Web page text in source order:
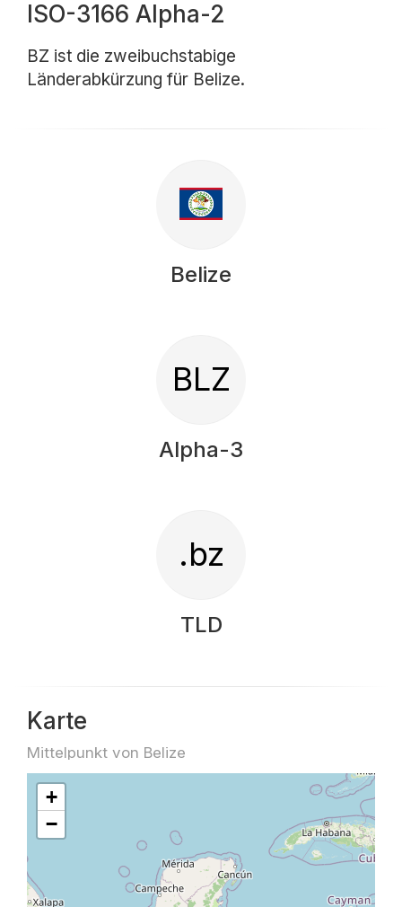
ISO-3166 Alpha-2
BZ ist die zweibuchstabige
Länderabkürzung für Belize.
Belize
BLZ
Alpha-3
.bz
TLD
Karte
Mittelpunkt von Belize
+
−